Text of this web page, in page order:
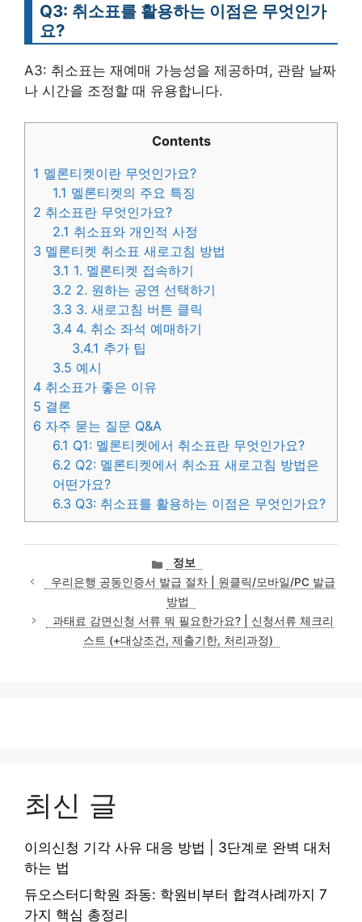
Q3: 취소표를 활용하는 이점은 무엇인가
요?
A3: 취소표는 재예매 가능성을 제공하며, 관람 날짜
나 시간을 조정할 때 유용합니다.
Contents
1 멜론티켓이란 무엇인가요?
1.1 멜론티켓의 주요 특징
2 취소표란 무엇인가요?
2.1 취소표와 개인적 사정
3 멜론티켓 취소표 새로고침 방법
3.1 1. 멜론티켓 접속하기
3.2 2. 원하는 공연 선택하기
3.3 3. 새로고침 버튼 클릭
3.4 4. 취소 좌석 예매하기
3.4.1 추가 팁
3.5 예시
4 취소표가 좋은 이유
5 결론
6 자주 묻는 질문 Q&A
6.1 Q1: 멜론티켓에서 취소표란 무엇인가요?
6.2 Q2: 멜론티켓에서 취소표 새로고침 방법은
어떤가요?
6.3 Q3: 취소표를 활용하는 이점은 무엇인가요?
카
테
고
리
정보
우리은행 공동인증서 발급 절차 | 원클릭/모바일/PC 발급
방법
과태료 감면신청 서류 뭐 필요한가요? | 신청서류 체크리
스트 (+대상조건, 제출기한, 처리과정)
최신 글
이의신청 기각 사유 대응 방법 | 3단계로 완벽 대처
하는 법
듀오스터디학원 좌동: 학원비부터 합격사례까지 7
가지 핵심 총정리